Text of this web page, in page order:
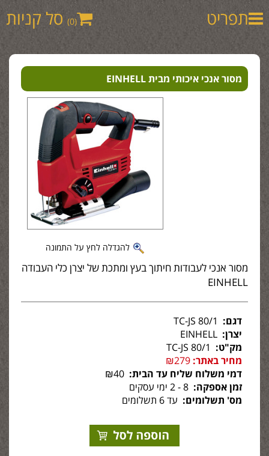
תפריט (0) סל קניות
מסור אנכי איכותי מבית EINHELL
להגדלה לחץ על התמונה
מסור אנכי לעבודות חיתוך בעץ ומתכת של יצרן כלי העבודה
EINHELL
דגם:
יצרן:
מק"ט:
מחיר באתר: ₪279
דמי משלוח שליח עד הבית:
זמן אספקה:
מס' תשלומים: עד 6 תשלומים